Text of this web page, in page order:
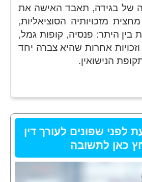
של בגידה, תאבד האישה את
מזכויותיה הסוציאליות,
בין היתר: פנסיה, קופות גמל,
אחרות שהיא צברה יחד
הנישואין.
לפני שפונים לעורך דין
כאן לתשובה